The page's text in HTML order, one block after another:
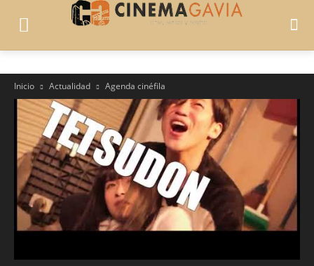
Inicio Actualidad Agenda cinéfila